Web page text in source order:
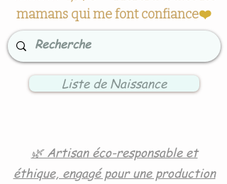
mamans qui me font confiance❤️
Liste de Naissance
🌿 Artisan éco-responsable et
éthique, engagé pour une production